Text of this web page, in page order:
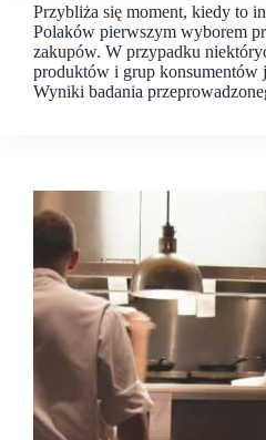
Przybliża się moment, kiedy to
Polaków pierwszym wyborem
zakupów. W przypadku
produktów i grup konsumentów
Wyniki badania